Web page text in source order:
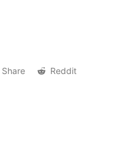
Share
Reddit